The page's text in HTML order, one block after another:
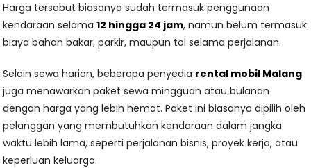
Harga tersebut biasanya sudah termasuk penggunaan
kendaraan selama12 hingga 24 jam, namun belum termasuk
biaya bahan bakar, parkir, maupun tol selama perjalanan.
Selain sewa harian, beberapa penyedia rental mobil Malang
juga menawarkan paket sewa mingguan atau bulanan
dengan harga yang lebih hemat. Paket ini biasanya dipilih oleh
pelanggan yang membutuhkan kendaraan dalam jangka
waktu lebih lama, seperti perjalanan bisnis, proyek kerja, atau
keperluan keluarga.